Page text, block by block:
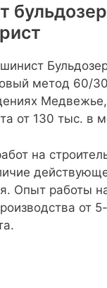
метод 60/
Медвежье,
от 130 тыс. в
на
Опыт работы
от